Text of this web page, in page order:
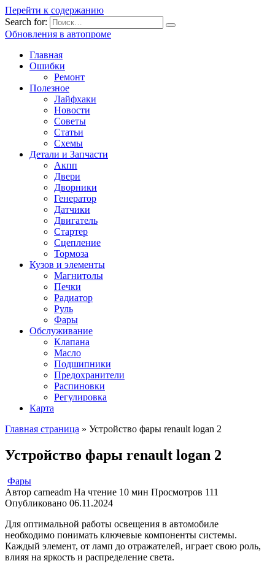
Перейти к содержанию
Search for:
Обновления в автопроме
Главная
Ошибки
Ремонт
Полезное
Лайфхаки
Новости
Советы
Статьи
Схемы
Детали и Запчасти
Акпп
Двери
Дворники
Генератор
Датчики
Двигатель
Стартер
Сцепление
Тормоза
Кузов и элементы
Магнитолы
Печки
Радиатор
Руль
Фары
Обслуживание
Клапана
Масло
Подшипники
Предохранители
Распиновки
Регулировка
Карта
Главная страница » Устройство фары renault logan 2
Устройство фары renault logan 2
Фары
Автор carneadm На чтение 10 мин Просмотров 111
Опубликовано 06.11.2024
Для оптимальной работы освещения в автомобиле
необходимо понимать ключевые компоненты системы.
Каждый элемент, от ламп до отражателей, играет свою роль,
влияя на яркость и распределение света.